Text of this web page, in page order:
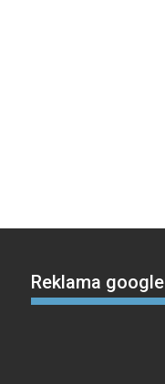
Reklama google